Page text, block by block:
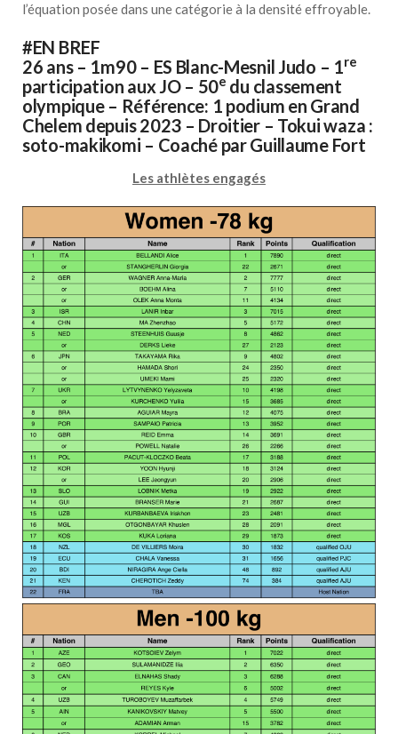
l’équation posée dans une catégorie à la densité effroyable.
#EN BREF
26 ans – 1m90 – ES Blanc-Mesnil Judo – 1re
participation aux JO – 50e du classement
olympique – Référence: 1 podium en Grand
Chelem depuis 2023 – Droitier – Tokui waza :
soto-makikomi – Coaché par Guillaume Fort
Les athlètes engagés